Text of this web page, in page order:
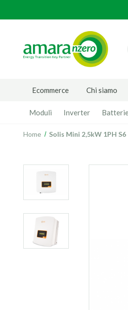
Ecommerce Chi siamo
Moduli Inverter
Home Solis Mini 2,5kW 1PH S6